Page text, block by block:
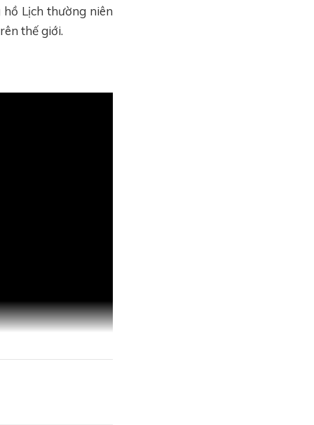
Lịch thường niên
thế giới.